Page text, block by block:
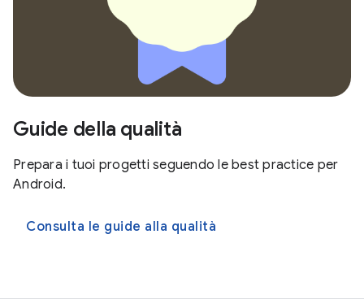
Guide della qualità
Prepara i tuoi progetti seguendo le best practice per
Android.
Consulta le guide alla qualità